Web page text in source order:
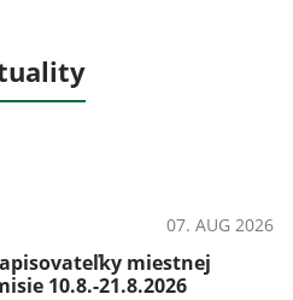
07. AUG 2026
miestnej
10.8.-21.8.2026